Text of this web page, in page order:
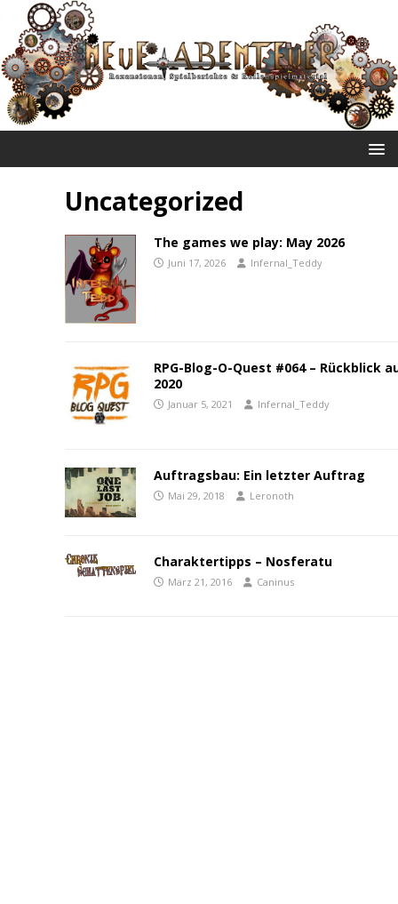
Uncategorized
The games we play: May 2026
Juni 17, 2026 Infernal_Teddy
RPG-Blog-O-Quest #064 – Rückblick
2020
Januar 5, 2021 Infernal_Teddy
Auftragsbau: Ein letzter Auftrag
Mai 29, 2018 Leronoth
Charaktertipps – Nosferatu
März 21, 2016 Caninus